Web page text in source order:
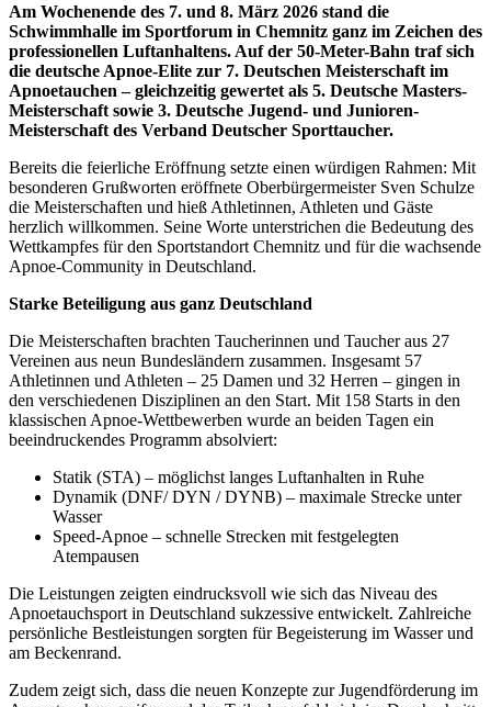
Am Wochenende des 7. und 8. März 2026 stand die
Schwimmhalle im Sportforum in Chemnitz ganz im Zeichen des
professionellen Luftanhaltens. Auf der 50-Meter-Bahn traf sich
die deutsche Apnoe-Elite zur 7. Deutschen Meisterschaft im
Apnoetauchen – gleichzeitig gewertet als 5. Deutsche Masters-
Meisterschaft sowie 3. Deutsche Jugend- und Junioren-
Meisterschaft des Verband Deutscher Sporttaucher.
Bereits die feierliche Eröffnung setzte einen würdigen Rahmen: Mit
besonderen Grußworten eröffnete Oberbürgermeister Sven Schulze
die Meisterschaften und hieß Athletinnen, Athleten und Gäste
herzlich willkommen. Seine Worte unterstrichen die Bedeutung des
Wettkampfes für den Sportstandort Chemnitz und für die wachsende
Apnoe-Community in Deutschland.
Starke Beteiligung aus ganz Deutschland
Die Meisterschaften brachten Taucherinnen und Taucher aus 27
Vereinen aus neun Bundesländern zusammen. Insgesamt 57
Athletinnen und Athleten – 25 Damen und 32 Herren – gingen in
den verschiedenen Disziplinen an den Start. Mit 158 Starts in den
klassischen Apnoe-Wettbewerben wurde an beiden Tagen ein
beeindruckendes Programm absolviert:
Statik (STA) – möglichst langes Luftanhalten in Ruhe
Dynamik (DNF/ DYN / DYNB) – maximale Strecke unter
Wasser
Speed-Apnoe – schnelle Strecken mit festgelegten
Atempausen
Die Leistungen zeigten eindrucksvoll wie sich das Niveau des
Apnoetauchsport in Deutschland sukzessive entwickelt. Zahlreiche
persönliche Bestleistungen sorgten für Begeisterung im Wasser und
am Beckenrand.
Zudem zeigt sich, dass die neuen Konzepte zur Jugendförderung im